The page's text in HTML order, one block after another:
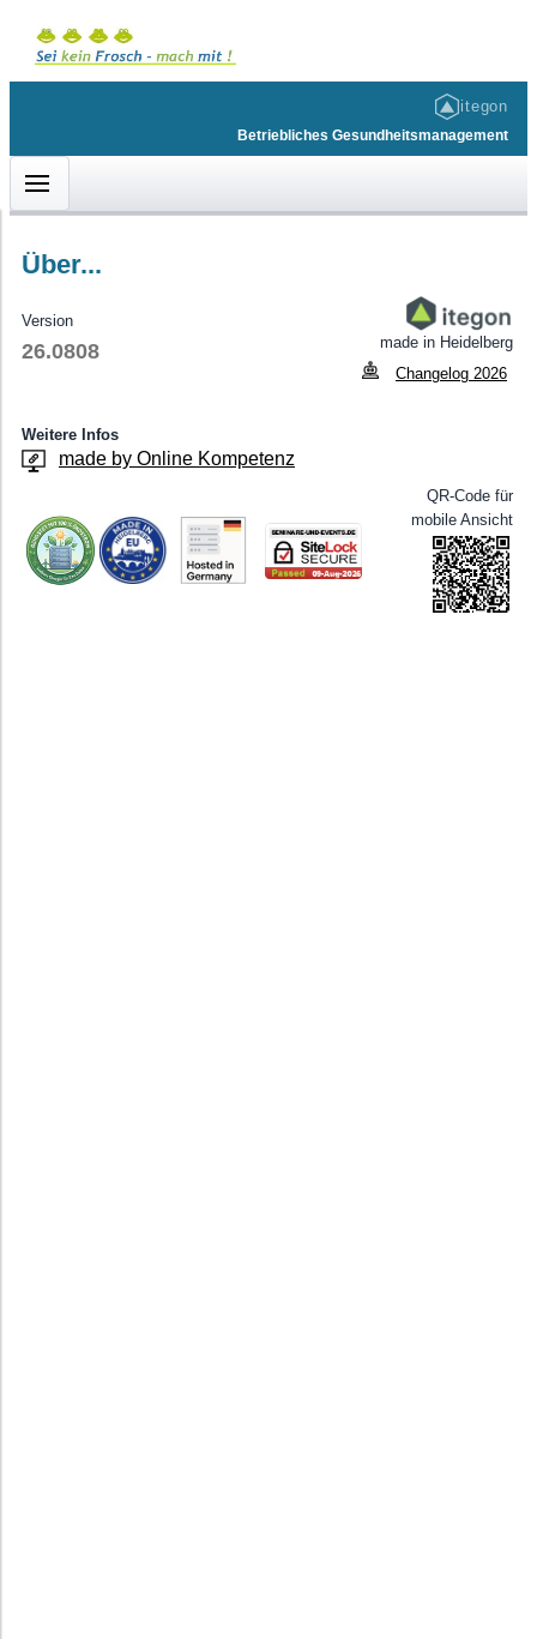
itegon
Betriebliches Gesundheitsmanagement
Willkommen
BGM-Angebot • Entspannung
BGM-Angebot • Kreatives Angebot
BGM-Angebot • Bewegung
BGM-Angebot • Workshop/Sonstige Angebote
Barrierefreiheit
Datenschutz
Onlinehilfe
Über...
Login
Über...
Version
26.0808
made in Heidelberg
Changelog 2026
Weitere Infos
made by Online Kompetenz
QR-Code für
mobile Ansicht